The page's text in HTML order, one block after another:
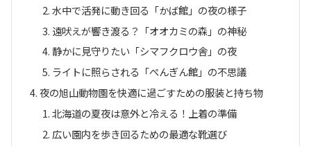
水中で活発に動き回る「かば館」の夜の様子
遠吠えが響き渡る？「オオカミの森」の神秘
静かに見守りたい「シマフクロウ舎」の夜
ライトに照らされる「ぺんぎん館」の不思議
夜の旭山動物園を快適に過ごすための服装と持ち物
北海道の夏夜は意外と冷える！上着の準備
広い園内を歩き回るための最適な靴選び